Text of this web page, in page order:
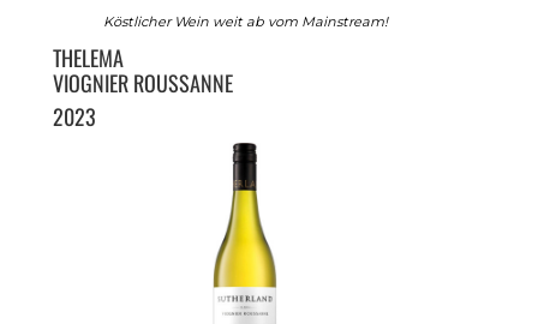
Köstlicher Wein weit ab vom Mainstream!
THELEMA
VIOGNIER ROUSSANNE
2023